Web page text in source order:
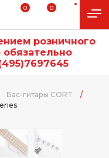
0 0
розничного
Бас-гитары CORT
/